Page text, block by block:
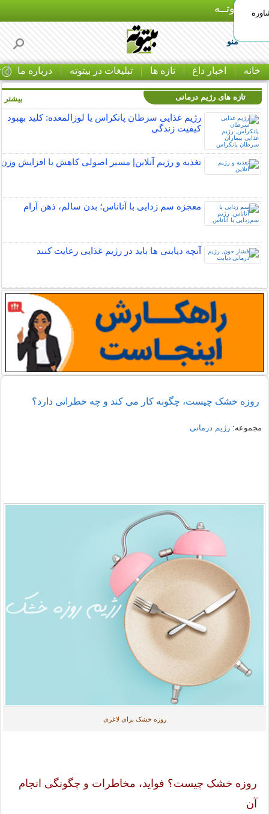
بـیتوتــه
منو
خانه اخبار داغ تازه ها تبلیغات در بیتوته درباره ما
تازه های رژیم درمانی
رژیم غذایی سرطان پانکراس یا لوزالمعده: کلید بهبود
کیفیت زندگی
تغذیه و رژیم آنلاین| مسیر اصولی کاهش یا افزایش وزن
معجزه سم زدایی با آناناس؛ بدن سالم، ذهن آرام
آنچه دیابتی ها باید در رژیم غذایی رعایت کنند
بیشتر
روزه خشک چیست، چگونه کار می کند و چه خطراتی دارد؟
مجموعه:رژیم درمانی
روزه خشک برای لاغری
روزه خشک چیست؟ فواید، مخاطرات و چگونگی انجام
آن